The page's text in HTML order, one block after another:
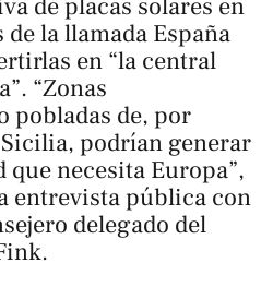
de placas solares en
de la llamada España
en “la central
“Zonas
pobladas de, por
podrían generar
necesita Europa”,
entrevista pública con
delegado del